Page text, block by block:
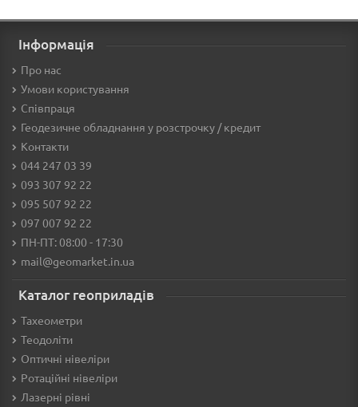
Інформація
Про нас
Умови користування
Співпраця
Геодезичне обладнання у розстрочку / кредит
Контакти
044 247 03 39
093 307 92 22
095 507 92 22
097 007 92 22
ПН-ПТ: 08:00 - 17:30
mail@geomarket.in.ua
Каталог геоприладів
Тахеометри
Теодоліти
Оптичні нівеліри
Ротаційні нівеліри
Лазерні рівні